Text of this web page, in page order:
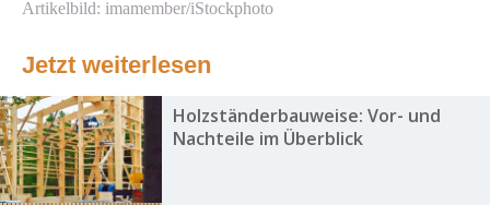
Artikelbild: imamember/iStockphoto
Jetzt weiterlesen
Holzständerbauweise: Vor- und
Nachteile im Überblick